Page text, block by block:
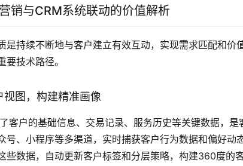
销与CRM系统联动的价值解析
是持续不断地与客户建立有效互动，实现需求匹配和价
要技术路径。
视图，构建精准画像
客户的基础信息、交易记录、服务历史等关键数据，
号、小程序等多渠道，实时捕获客户行为数据和偏好动
些数据，自动更新客户标签和分层策略，构建360度的